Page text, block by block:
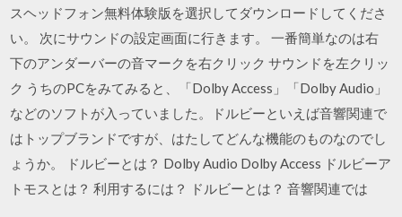
スヘッドフォン無料体験版を選択してダウンロードしてくださ
い。 次にサウンドの設定画面に行きます。 一番簡単なのは右
下のアンダーバーの音マークを右クリック サウンドを左クリッ
ク うちのPCをみてみると、「Dolby Access」「Dolby Audio」
などのソフトが入っていました。ドルビーといえば音響関連で
はトップブランドですが、はたしてどんな機能のものなのでし
ょうか。 ドルビーとは？ Dolby Audio Dolby Access ドルビーア
トモスとは？ 利用するには？ ドルビーとは？ 音響関連では